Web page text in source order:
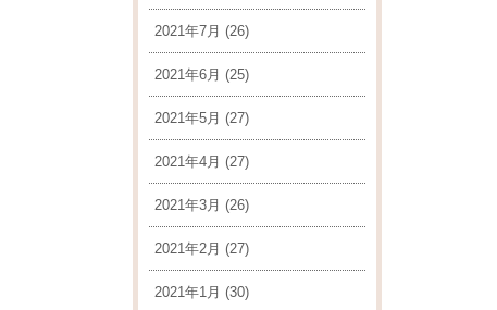
2021年7月 (26)
2021年6月 (25)
2021年5月 (27)
2021年4月 (27)
2021年3月 (26)
2021年2月 (27)
2021年1月 (30)